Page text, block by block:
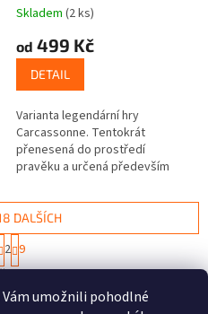
umožnili pohodlné
Skladem (2 ks)
od 499 Kč
DETAIL
Varianta legendární hry
Carcassonne. Tentokrát
přenesená do prostředí
pravěku a určená především
strategičtější hru. Přikládejte
kartičky a vytvářejte...
O
l
DALŠÍCH
S
t
r
á
n
2 9
celkem